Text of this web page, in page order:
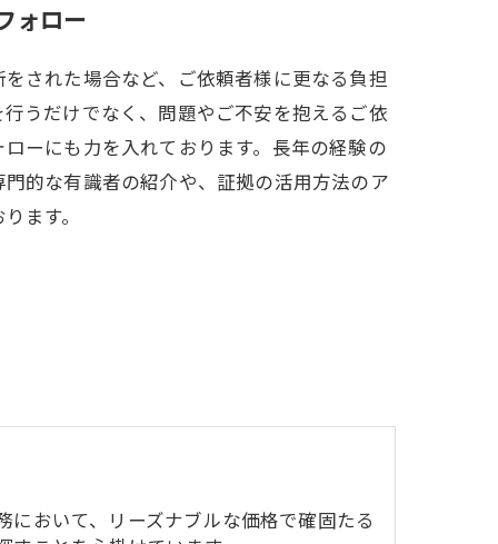
ォロー
された場合など、ご依頼者様に更なる負担
うだけでなく、問題やご不安を抱えるご依
ーにも力を入れております。長年の経験の
的な有識者の紹介や、証拠の活用方法のア
ます。
において、リーズナブルな価格で確固たる